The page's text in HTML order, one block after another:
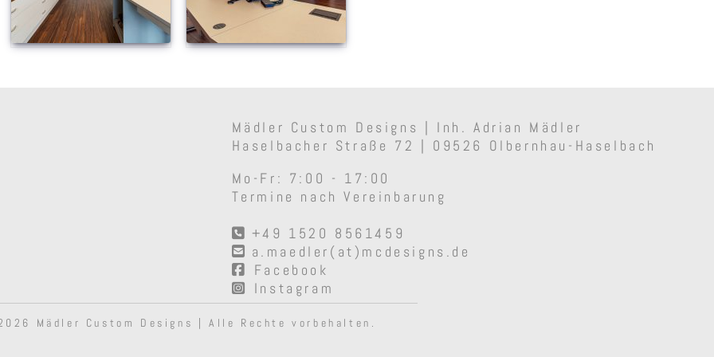
Mädler Custom Designs | Inh. Adrian Mädler
Haselbacher Straße 72 | 09526 Olbernhau-Haselbach
Mo-Fr: 7:00 - 17:00
Termine nach Vereinbarung
+49 1520 8561459
a.maedler(at)mcdesigns.de
Facebook
Instagram
Mädler Custom Designs | Alle Rechte vorbehalten.